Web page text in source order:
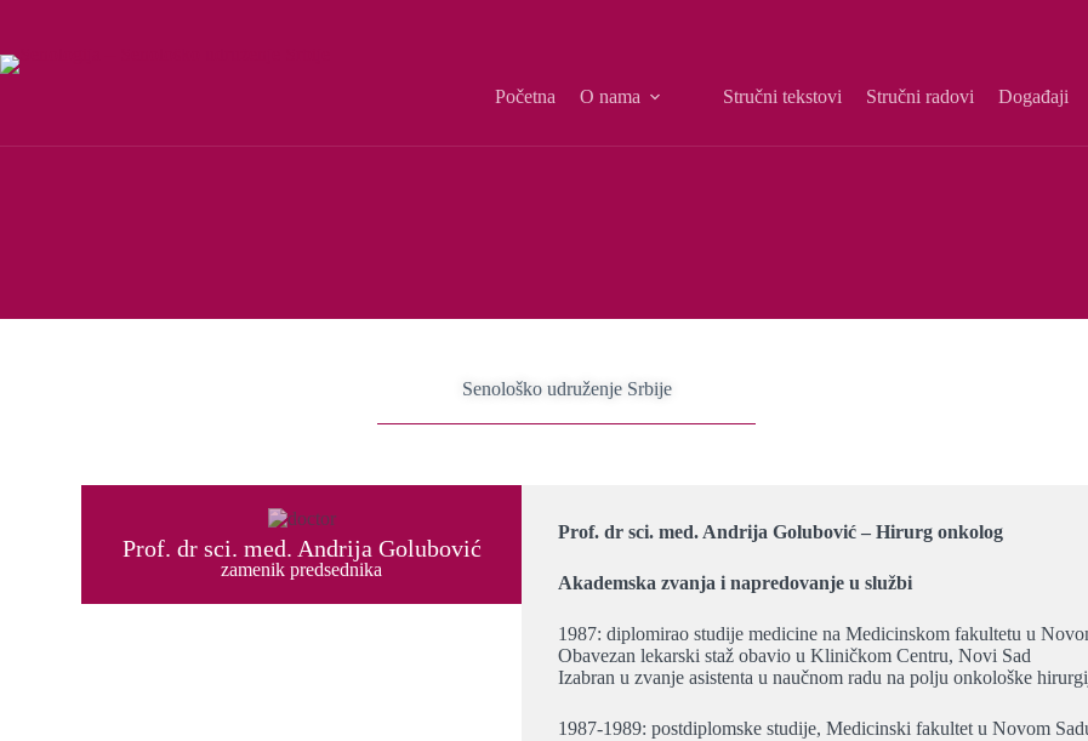
Početna O nama Stručni tekstovi Stručni radovi Događaji
Senološko udruženje Srbije
Prof. dr sci. med. Andrija Golubović
zamenik predsednika
Prof. dr sci. med. Andrija Golubović – Hirurg onkolog
Akademska zvanja i napredovanje u službi
1987: diplomirao studije medicine na Medicinskom fakultetu u
Obavezan lekarski staž obavio u Kliničkom Centru, Novi Sad
Izabran u zvanje asistenta u naučnom radu na polju onkološke
1987-1989: postdiplomske studije, Medicinski fakultet u Novom